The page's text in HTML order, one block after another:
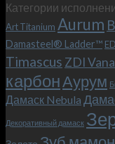
Категории
Art Titanium Aurum
Damasteel® Ladder™
Timascus ZDI
карбонАурум
Дамаск Nebula
Декоративный дамаск